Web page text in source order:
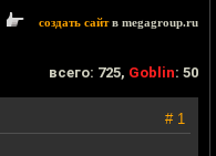
создать сайтв megagroup.ru
всего: 725, Goblin: 50
# 1